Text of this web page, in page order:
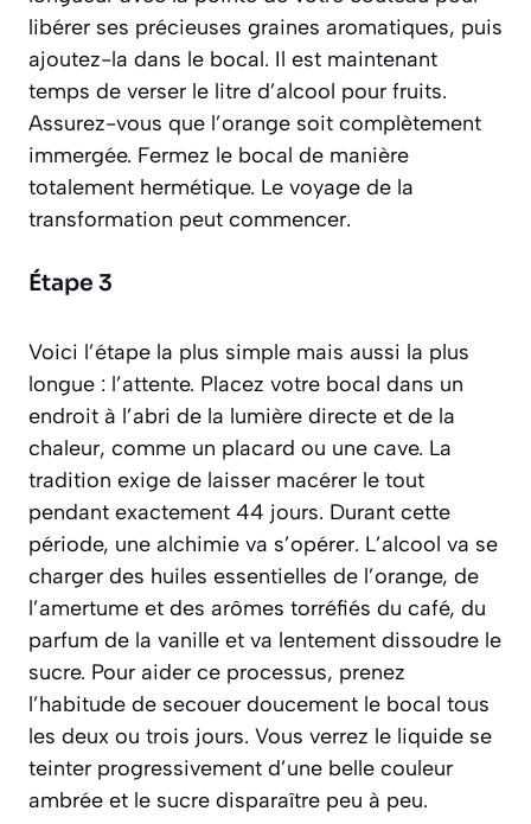
libérer ses précieuses graines aromatiques, puis
ajoutez-la dans le bocal. Il est maintenant
temps de verser le litre d’alcool pour fruits.
Assurez-vous que l’orange soit complètement
immergée. Fermez le bocal de manière
totalement hermétique. Le voyage de la
transformation peut commencer.
Étape 3
Voici l’étape la plus simple mais aussi la plus
longue : l’attente. Placez votre bocal dans un
endroit à l’abri de la lumière directe et de la
chaleur, comme un placard ou une cave. La
tradition exige de laisser macérer le tout
pendant exactement 44 jours. Durant cette
période, une alchimie va s’opérer. L’alcool va se
charger des huiles essentielles de l’orange, de
l’amertume et des arômes torréfiés du café, du
parfum de la vanille et va lentement dissoudre le
sucre. Pour aider ce processus, prenez
l’habitude de secouer doucement le bocal tous
les deux ou trois jours. Vous verrez le liquide se
teinter progressivement d’une belle couleur
ambrée et le sucre disparaître peu à peu.